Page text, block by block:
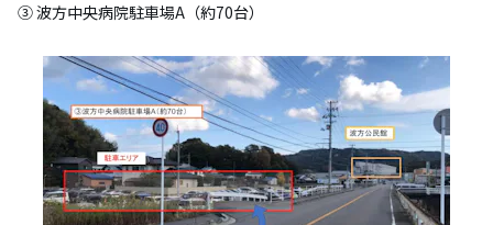
③ 波方中央病院駐車場A（約70台）